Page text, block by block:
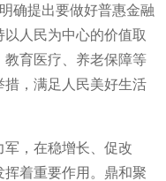
确提出要做好普惠金融
人民为中心的价值取
育医疗、养老保障等
，满足人民美好生活
，在稳增长、促改
着重要作用。鼎和聚